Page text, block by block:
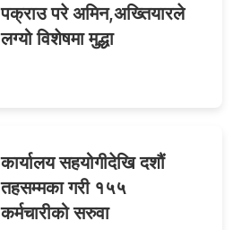
पक्राउ परे अमिन,अख्तियारले
लग्यो विशेषमा मुद्धा
कार्यालय सहयोगीदेखि दशौं
तहसम्मका गरी १५५
कर्मचारीको सरुवा